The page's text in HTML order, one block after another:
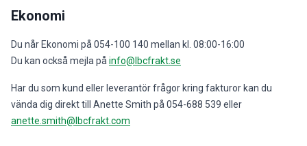
Ekonomi
Du når Ekonomi på 054-100 140 mellan kl. 08:00-16:00
Du kan också mejla på info@lbcfrakt.se
Har du som kund eller leverantör frågor kring fakturor kan du
vända dig direkt till Anette Smith på 054-688 539 eller
anette.smith@lbcfrakt.com